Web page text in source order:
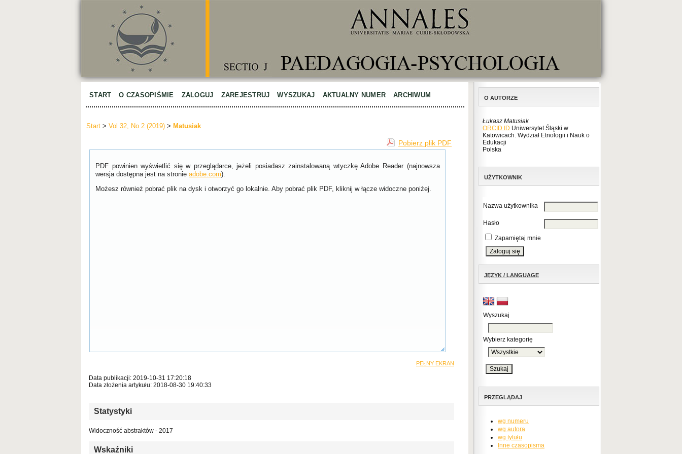
O AUTORZE
Łukasz Matusiak
ORCID ID Uniwersytet Śląski w
Katowicach. Wydział Etnologii i Nauk o
Edukacji
Polska
UŻYTKOWNIK
Nazwa użytkownika
Hasło
Zapamiętaj mnie
JĘZYK / LANGUAGE
Wyszukaj
Wybierz kategorię
PRZEGLĄDAJ
wg numeru
wg autora
wg tytułu
Inne czasopisma
START O CZASOPIŚMIE ZALOGUJ ZAREJESTRUJ WYSZUKAJ AKTUALNY NUMER ARCHIWUM
Start > Vol 32, No 2 (2019) > Matusiak
Pobierz plik PDF
PDF powinien wyświetlić się w przeglądarce, jeżeli posiadasz zainstalowaną wtyczkę Adobe Reader (najnowsza
wersja dostępna jest na stronie adobe.com).
Możesz również pobrać plik na dysk i otworzyć go lokalnie. Aby pobrać plik PDF, kliknij w łącze widoczne poniżej.
PEŁNY EKRAN
Data publikacji: 2019-10-31 17:20:18
Data złożenia artykułu: 2018-08-30 19:40:33
Statystyki
Widoczność abstraktów - 2017
Wskaźniki